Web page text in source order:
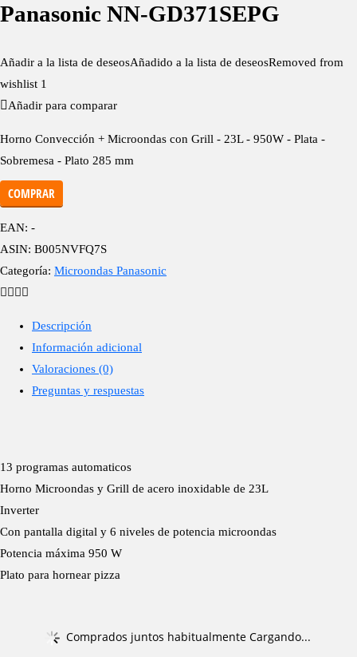
Panasonic NN-GD371SEPG
Añadir a la lista de deseosAñadido a la lista de deseosRemoved from
wishlist 1
Añadir para comparar
Horno Convección + Microondas con Grill - 23L - 950W - Plata -
Sobremesa - Plato 285 mm
COMPRAR
EAN: -
ASIN: B005NVFQ7S
Categoría: Microondas Panasonic
Descripción
Información adicional
Valoraciones (0)
Preguntas y respuestas
13 programas automaticos
Horno Microondas y Grill de acero inoxidable de 23L
Inverter
Con pantalla digital y 6 niveles de potencia microondas
Potencia máxima 950 W
Plato para hornear pizza
Comprados juntos habitualmente Cargando...